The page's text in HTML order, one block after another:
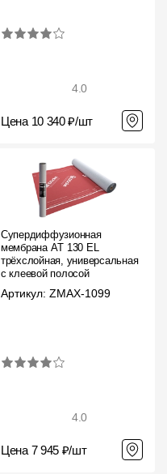
4.0
Цена 10 340 ₽/шт
Супердиффузионная
мембрана АT 130 EL
трёхслойная, универсальная
с клеевой полосой
Артикул: ZMAX-1099
4.0
Цена 7 945 ₽/шт